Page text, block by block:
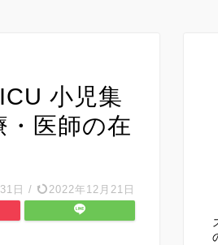
小児集
・医師の在
日 / 2022年12月21日